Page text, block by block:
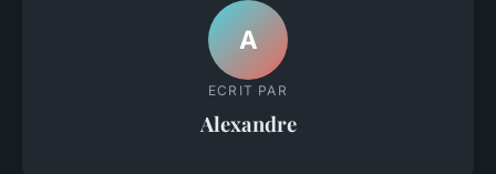
A
ECRIT PAR
Alexandre